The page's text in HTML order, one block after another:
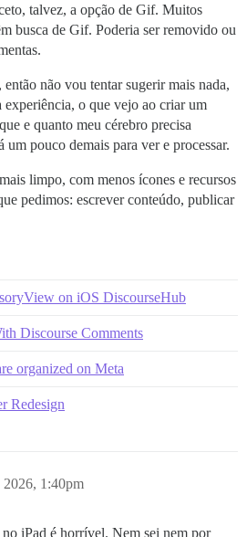
talvez, a opção de Gif. Muitos
busca de Gif. Poderia ser removido ou
não vou tentar sugerir mais nada,
experiência, o que vejo ao criar um
e quanto meu cérebro precisa
um pouco demais para ver e processar.
limpo, com menos ícones e recursos
pedimos: escrever conteúdo, publicar
on iOS DiscourseHub
Discourse Comments
organized on Meta
Redesign
1:40pm
iPad é horrível. Nem sei nem por